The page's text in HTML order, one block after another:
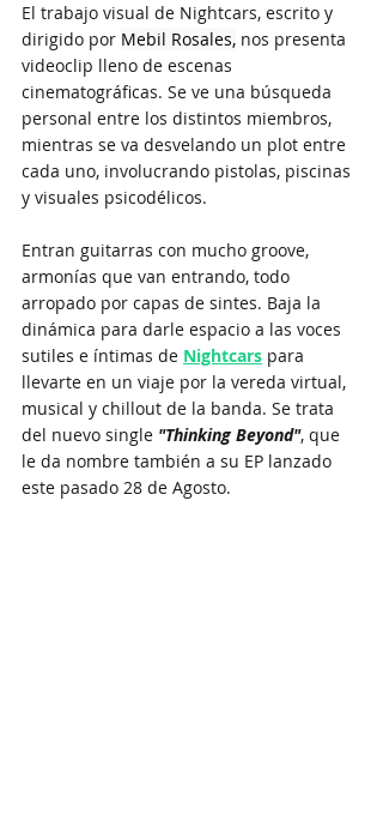
El trabajo visual de Nightcars, escrito y
dirigido por Mebil Rosales, nos presenta
videoclip lleno de escenas
cinematográficas. Se ve una búsqueda
personal entre los distintos miembros,
mientras se va desvelando un plot entre
cada uno, involucrando pistolas, piscinas
y visuales psicodélicos.
Entran guitarras con mucho groove,
armonías que van entrando, todo
arropado por capas de sintes. Baja la
dinámica para darle espacio a las voces
sutiles e íntimas de Nightcars para
llevarte en un viaje por la vereda virtual,
musical y chillout de la banda. Se trata
del nuevo single "Thinking Beyond", que
le da nombre también a su EP lanzado
este pasado 28 de Agosto.